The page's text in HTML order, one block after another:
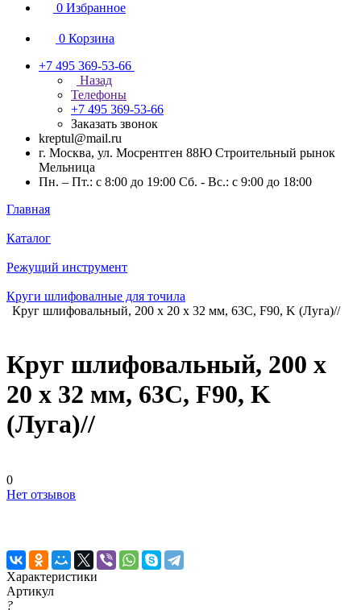
0 Избранное
0 Корзина
+7 495 369-53-66
Назад
Телефоны
+7 495 369-53-66
Заказать звонок
kreptul@mail.ru
г. Москва, ул. Мосрентген 88Ю Строительный рынок
Мельница
Пн. – Пт.: с 8:00 до 19:00 Сб. - Вс.: с 9:00 до 18:00
Главная
Каталог
Режущий инструмент
Круги шлифовалные для точила
Круг шлифовальный, 200 х 20 х 32 мм, 63С, F90, K (Луга)//
Круг шлифовальный, 200 х
20 х 32 мм, 63С, F90, K
(Луга)//
0
Нет отзывов
Характеристики
Артикул
?